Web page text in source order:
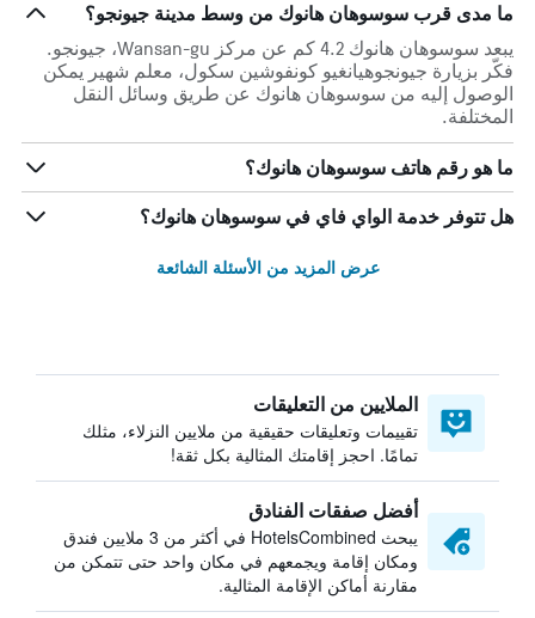
ما مدى قرب سوسوهان هانوك من وسط مدينة جيونجو؟
يبعد سوسوهان هانوك 4.2 كم عن مركز Wansan-gu، جيونجو.
فكّر بزيارة جيونجوهيانغيو كونفوشين سكول، معلم شهير يمكن
الوصول إليه من سوسوهان هانوك عن طريق وسائل النقل
المختلفة.
ما هو رقم هاتف سوسوهان هانوك؟
هل تتوفر خدمة الواي فاي في سوسوهان هانوك؟
عرض المزيد من الأسئلة الشائعة
الملايين من التعليقات
تقييمات وتعليقات حقيقية من ملايين النزلاء، مثلك
تمامًا. احجز إقامتك المثالية بكل ثقة!
أفضل صفقات الفنادق
يبحث HotelsCombined في أكثر من 3 ملايين فندق
ومكان إقامة ويجمعهم في مكان واحد حتى تتمكن من
مقارنة أماكن الإقامة المثالية.